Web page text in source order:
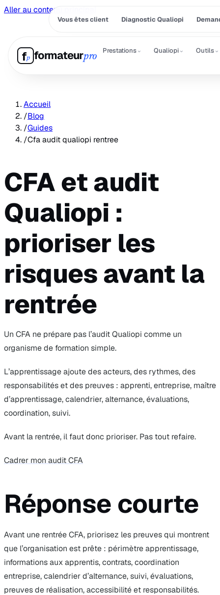
Aller au contenu principal
Vous êtes client Diagnostic Qualiopi
fp formateurpro
Prestations⌄ Qualiopi⌄ Outils⌄
Accueil
/Blog
/Guides
/Cfa audit qualiopi rentree
CFA et audit
Qualiopi :
prioriser les
risques avant la
rentrée
Un CFA ne prépare pas l’audit Qualiopi comme un
organisme de formation simple.
L’apprentissage ajoute des acteurs, des rythmes, des
responsabilités et des preuves : apprenti, entreprise, maître
d’apprentissage, calendrier, alternance, évaluations,
coordination, suivi.
Avant la rentrée, il faut donc prioriser. Pas tout refaire.
Cadrer mon audit CFA
Réponse courte
Avant une rentrée CFA, priorisez les preuves qui montrent
que l’organisation est prête : périmètre apprentissage,
informations aux apprentis, contrats, coordination
entreprise, calendrier d’alternance, suivi, évaluations,
preuves de réalisation, accessibilité et responsabilités.